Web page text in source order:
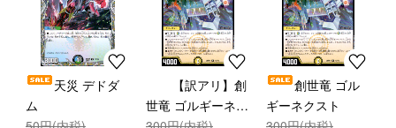
天災 デドダ
ム
【訳アリ】創
世竜 ゴルギーネク
創世竜 ゴル
ギーネクスト